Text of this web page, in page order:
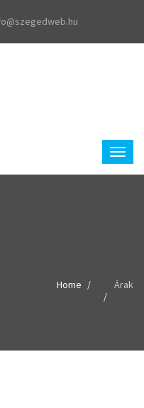
Home Árak